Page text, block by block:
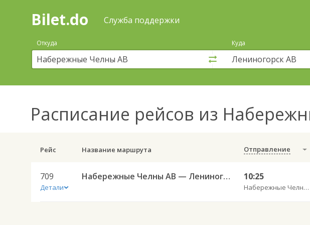
Поиск
покупка
билетов
автобус
онлайн
Bilet.do Служба поддержки
Откуда Куда
Расписание рейсов из
Рейс Название маршрута Отправление
709
Детали
Набережные Челны АВ — Лениногорск АВ 709 10:25
Набережные Челны АВ